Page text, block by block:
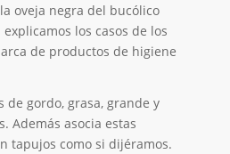
oveja negra del bucólico
los casos de los
de productos de higiene
gordo, grasa, grande y
Además asocia estas
tapujos como si dijéramos.